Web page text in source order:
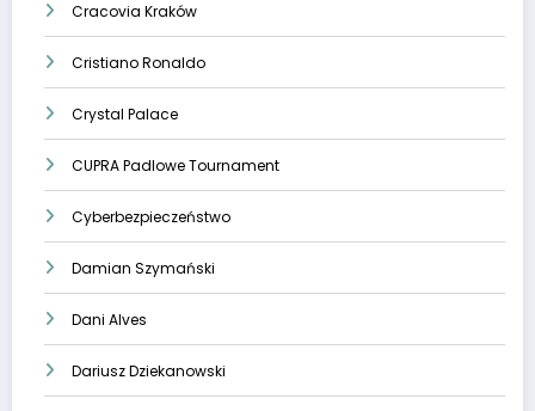
Cracovia Kraków
Cristiano Ronaldo
Crystal Palace
CUPRA Padlowe Tournament
Cyberbezpieczeństwo
Damian Szymański
Dani Alves
Dariusz Dziekanowski